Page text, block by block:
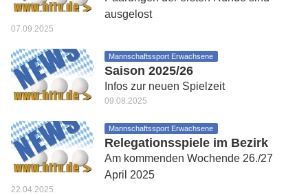
ausgelost
07.09.2025
Mannschaftssport Erwachsene
Saison 2025/26
Infos zur neuen Spielzeit
09.08.2025
Mannschaftssport Erwachsene
Relegationsspiele im Bezirk
Am kommenden Wochende 26./27
April 2025
22.04.2025